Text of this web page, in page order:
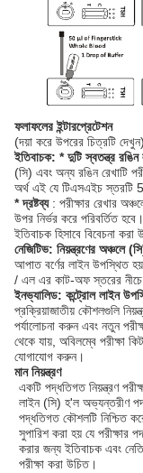
ফলাফলের ইন্টারপ্রেটেশন
(দয়া করে উপরের চিত্রটি দেখুন)
ইতিবাচক: * দুটি স্বতন্ত্র
(সি) এবং অন্য রঙিন রেখাটি
অর্থ এই যে টিএসএইচ
* দ্রষ্টব্য: পরীক্ষার রেখার
উপর নির্ভর করে পরিবর্তিত
ইতিবাচক হিসাবে বিবেচনা করা
নেজিটিভ: নিয়ন্ত্রণের অঞ্চলে
আপাত বর্ণের লাইন উপস্থিত
/ এল এর কাট-অফ স্তরের
ইনভ্যালিড: কন্ট্রোল লাইন
প্রক্রিয়াজাতীয় কৌশলগুলি
পর্যালোচনা করুন এবং নতুন
থেকে যায়, অবিলম্বে পরীক্ষা
যোগাযোগ করুন।
মান নিয়ন্ত্রণ
একটি পদ্ধতিগত নিয়ন্ত্রণ
লাইন (সি) হ'ল অভ্যন্তরীণ
পদ্ধতিগত কৌশলটি নিশ্চিত
সুপারিশ করা হয় যে পরীক্ষার
করার জন্য ইতিবাচক এবং
পরীক্ষা করা উচিত।